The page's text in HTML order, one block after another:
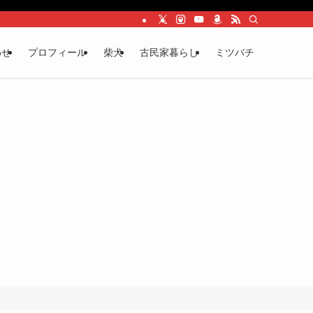
プロフィール 柴犬 古民家暮らし ミツバチ